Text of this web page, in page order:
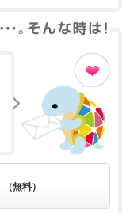
（無料）